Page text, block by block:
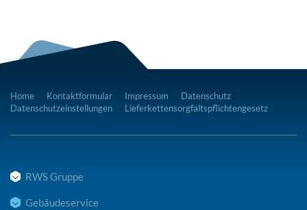
Home Kontaktformular Impressum
Datenschutz
Datenschutzeinstellungen
Lieferkettensorgfaltspflichtengesetz
RWS Gruppe
Gebäudeservice